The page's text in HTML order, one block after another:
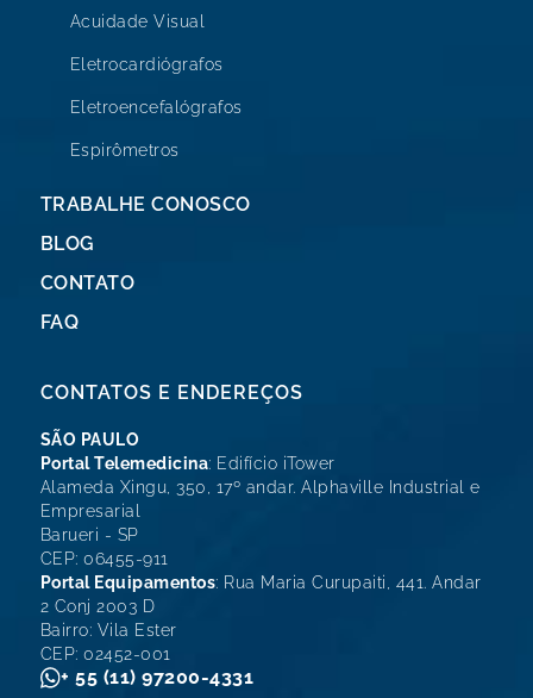
Acuidade Visual
Eletrocardiógrafos
Eletroencefalógrafos
Espirômetros
TRABALHE CONOSCO
BLOG
CONTATO
FAQ
CONTATOS E ENDEREÇOS
SÃO PAULO
Portal Telemedicina: Edifício iTower
Alameda Xingu, 350, 17º andar. Alphaville Industrial e
Empresarial
Barueri - SP
CEP: 06455-911
Portal Equipamentos: Rua Maria Curupaiti, 441. Andar
2 Conj 2003 D
Bairro: Vila Ester
CEP: 02452-001
+ 55 (11) 97200-4331